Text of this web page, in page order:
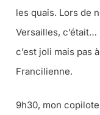
les quais. Lors de
Versailles,
c’est joli mais pas
Francilienne.
9h30, mon